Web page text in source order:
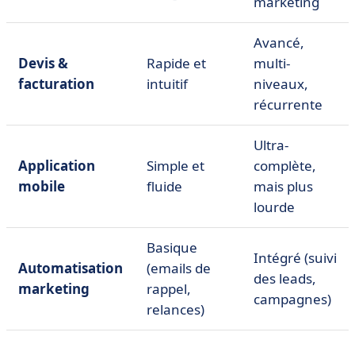
Devis &
facturation
Rapide et
intuitif
Avancé,
multi-
niveaux,
récurrente
Application
mobile
Simple et
fluide
Ultra-
complète,
mais plus
lourde
Automatisation
marketing
Basique
(emails de
rappel,
relances)
Intégré (suivi
des leads,
campagnes)